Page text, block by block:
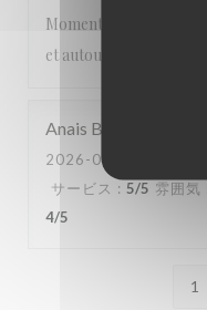
Moment très agréable
et autour de bons plats
Anais B
2026-07-19
サービス : 5/5 雰囲気
4/5
1